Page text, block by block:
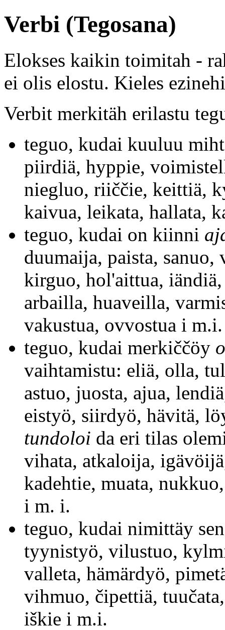
Verbi (Tegosana)
Elokses kaikin toimitah -
ei olis elostu. Kieles
Verbit merkitäh erilastu
teguo, kudai kuuluu
piirdiä, hyppie,
niegluo, riiččie, keittiä,
kaivua, leikata, hallata,
teguo, kudai on kiinni
duumaija, paista,
kirguo, hol'aittua,
arbailla, huaveilla,
vakustua, ovvostua i m.i.
teguo, kudai merkiččöy
vaihtamistu: eliä, olla,
astuo, juosta, ajua,
eistyö, siirdyö, hävitä,
tundoloi da eri tilas
vihata, atkaloija,
kadehtie, muata,
i m. i.
teguo, kudai nimittäy
tyynistyö, vilustuo,
valleta, hämärdyö,
vihmuo, čipettiä,
iškie i m.i.